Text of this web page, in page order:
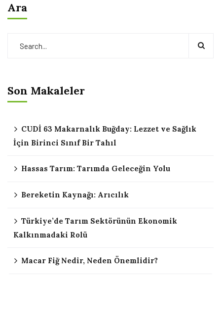
Ara
Son Makaleler
CUDİ 63 Makarnalık Buğday: Lezzet ve Sağlık
İçin Birinci Sınıf Bir Tahıl
Hassas Tarım: Tarımda Geleceğin Yolu
Bereketin Kaynağı: Arıcılık
Türkiye’de Tarım Sektörünün Ekonomik
Kalkınmadaki Rolü
Macar Fiğ Nedir, Neden Önemlidir?